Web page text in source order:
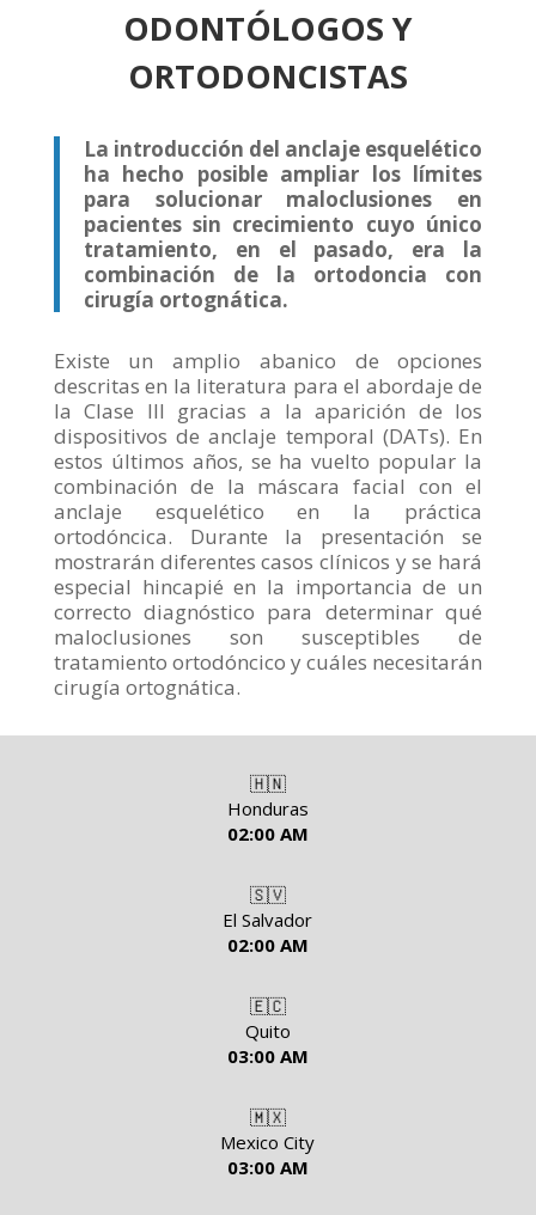
ODONTÓLOGOS Y
ORTODONCISTAS
La introducción del anclaje esquelético
ha hecho posible ampliar los límites
para solucionar maloclusiones en
pacientes sin crecimiento cuyo único
tratamiento, en el pasado, era la
combinación de la ortodoncia con
cirugía ortognática.
Existe un amplio abanico de opciones
descritas en la literatura para el abordaje de
la Clase III gracias a la aparición de los
dispositivos de anclaje temporal (DATs). En
estos últimos años, se ha vuelto popular la
combinación de la máscara facial con el
anclaje esquelético en la práctica
ortodóncica. Durante la presentación se
mostrarán diferentes casos clínicos y se hará
especial hincapié en la importancia de un
correcto diagnóstico para determinar qué
maloclusiones son susceptibles de
tratamiento ortodóncico y cuáles necesitarán
cirugía ortognática.
🇭🇳
Honduras
02:00 AM
🇸🇻
El Salvador
02:00 AM
🇪🇨
Quito
03:00 AM
🇲🇽
Mexico City
03:00 AM